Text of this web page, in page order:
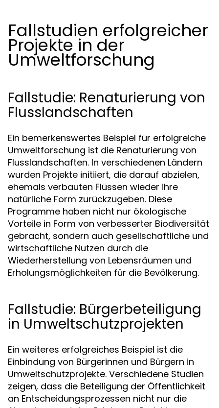
Fallstudien erfolgreicher
Projekte in der
Umweltforschung
Fallstudie: Renaturierung von
Flusslandschaften
Ein bemerkenswertes Beispiel für erfolgreiche
Umweltforschung ist die Renaturierung von
Flusslandschaften. In verschiedenen Ländern
wurden Projekte initiiert, die darauf abzielen,
ehemals verbauten Flüssen wieder ihre
natürliche Form zurückzugeben. Diese
Programme haben nicht nur ökologische
Vorteile in Form von verbesserter Biodiversität
gebracht, sondern auch gesellschaftliche und
wirtschaftliche Nutzen durch die
Wiederherstellung von Lebensräumen und
Erholungsmöglichkeiten für die Bevölkerung.
Fallstudie: Bürgerbeteiligung
in Umweltschutzprojekten
Ein weiteres erfolgreiches Beispiel ist die
Einbindung von Bürgerinnen und Bürgern in
Umweltschutzprojekte. Verschiedene Studien
zeigen, dass die Beteiligung der Öffentlichkeit
an Entscheidungsprozessen nicht nur die